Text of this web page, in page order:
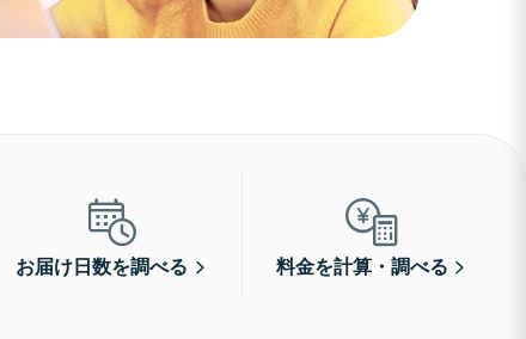
お届け日数を調べる 料金を計算・調べる